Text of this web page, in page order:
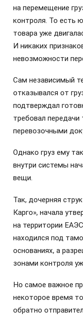
на перемещение
контроля. То есть
товара уже
И никаких
невозможности
Сам независимый
отказывался от
подтверждал
требовал передачи
перевозочными
Однако груз ему
внутри системы
вещи.
Так, дочерняя
Карго», начала
на территории
находился под
основаниях, а
зонами контроля
Но самое важное
некоторое время
обратно